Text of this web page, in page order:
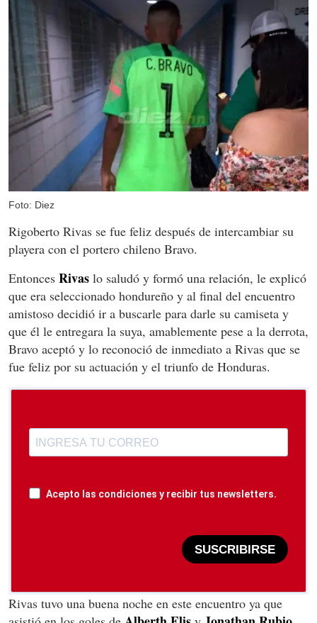
Foto: Diez
Rigoberto Rivas se fue feliz después de intercambiar su
playera con el portero chileno Bravo.
Entonces Rivas lo saludó y formó una relación, le explicó
que era seleccionado hondureño y al final del encuentro
amistoso decidió ir a buscarle para darle su camiseta y
que él le entregara la suya, amablemente pese a la derrota,
Bravo aceptó y lo reconoció de inmediato a Rivas que se
fue feliz por su actuación y el triunfo de Honduras.
Acepto las condiciones y recibir tus newsletters.
SUSCRIBIRSE
Rivas tuvo una buena noche en este encuentro ya que